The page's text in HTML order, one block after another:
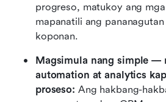
progreso, matukoy ang
mapanatili ang
koponan.
Magsimula nang simple —
automation at analytics
proseso: Ang hakbang-